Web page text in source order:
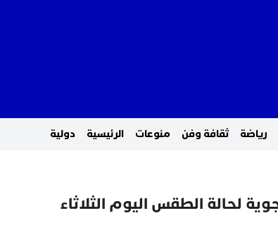
رياضة ثقافة وفن منوعات الرئيسية دولية
لحالة الطقس اليوم الثلاثاء